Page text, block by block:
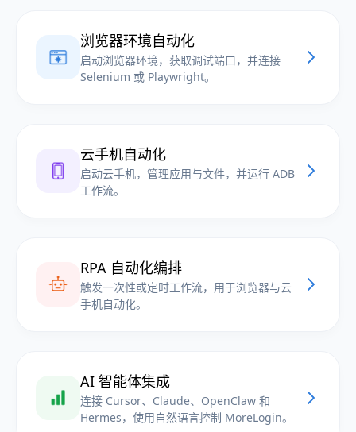
浏览器环境自动化
启动浏览器环境，获取调试端口，并连接
Selenium 或 Playwright。
云手机自动化
启动云手机，管理应用与文件，并运行 ADB
工作流。
RPA 自动化编排
触发一次性或定时工作流，用于浏览器与云
手机自动化。
AI 智能体集成
连接 Cursor、Claude、OpenClaw 和
Hermes，使用自然语言控制 MoreLogin。